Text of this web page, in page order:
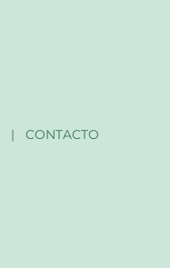
| CONTACTO